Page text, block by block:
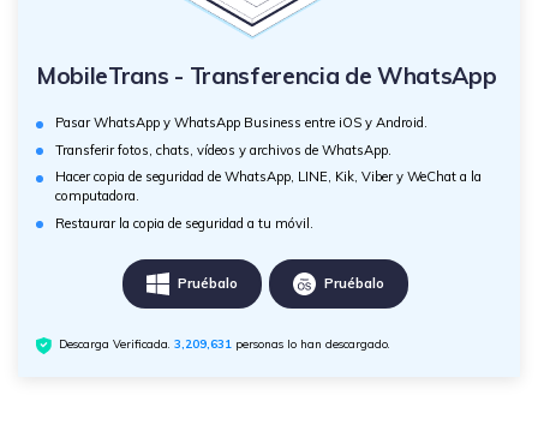
MobileTrans - Transferencia de WhatsApp
Pasar WhatsApp y WhatsApp Business entre iOS y Android.
Transferir fotos, chats, vídeos y archivos de WhatsApp.
Hacer copia de seguridad de WhatsApp, LINE, Kik, Viber y WeChat a la
computadora.
Restaurar la copia de seguridad a tu móvil.
Pruébalo Pruébalo
Descarga Verificada.3,209,631 personas lo han descargado.